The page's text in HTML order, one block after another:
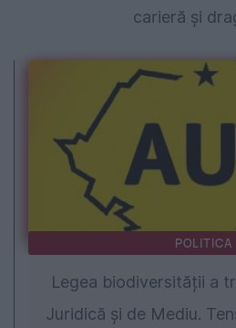
carieră și
POLITICA
Legea biodiversității a
Juridică și de Mediu.